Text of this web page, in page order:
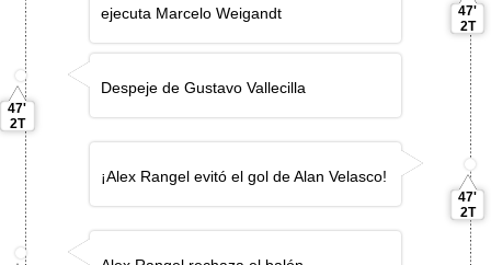
ejecuta Marcelo Weigandt
47'
2T
47'
2T
Despeje de Gustavo Vallecilla
¡Alex Rangel evitó el gol de Alan Velasco!
47'
2T